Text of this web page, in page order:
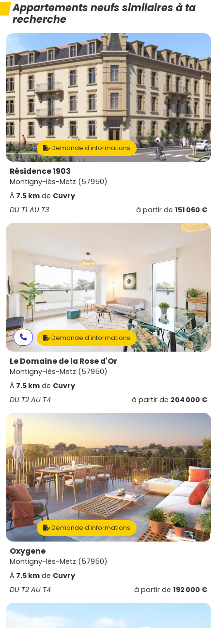
Appartements neufs similaires à ta
recherche
Demande d'informations
Résidence 1903
Montigny-lès-Metz (57950)
À 7.5 km de Cuvry
DU T1 AU T3
à partir de 151 060 €
Demande d'informations
Le Domaine de la Rose d'Or
Montigny-lès-Metz (57950)
À 7.5 km de Cuvry
DU T2 AU T4
à partir de 204 000 €
Demande d'informations
Oxygene
Montigny-lès-Metz (57950)
À 7.5 km de Cuvry
DU T2 AU T4
à partir de 192 000 €